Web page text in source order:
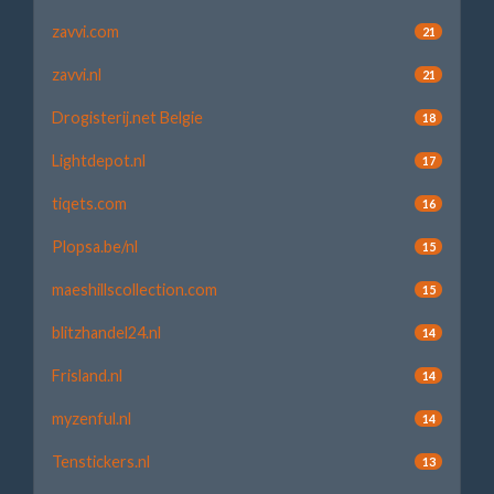
zavvi.com 21
zavvi.nl 21
Drogisterij.net Belgie 18
Lightdepot.nl 17
tiqets.com 16
Plopsa.be/nl 15
maeshillscollection.com 15
blitzhandel24.nl 14
Frisland.nl 14
myzenful.nl 14
Tenstickers.nl 13